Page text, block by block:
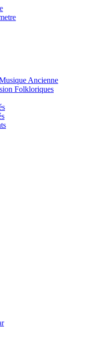
Ancienne
Folkloriques